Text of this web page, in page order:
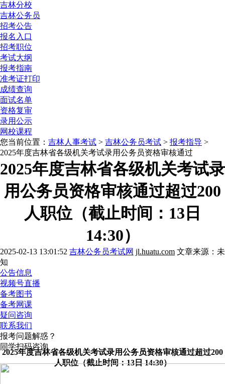
吉林分校
吉林公务员
招考公告
报名入口
招考职位
考试大纲
报考指南
准考证打印
成绩查询
面试名单
资格复审
录用公示
网校课程
您当前位置： 吉林人事考试 > 吉林公务员考试 > 报考指导 >
2025年度吉林省各级机关考试录用公务员资格审核通过
2025年度吉林省各级机关考试录
用公务员资格审核通过超过200
人职位（截止时间：13日
14:30）
2025-02-13 13:01:52 吉林公务员考试网 jl.huatu.com 文章来源：未
知
公告信息
视频号直播
备考图书
备考网课
疑问咨询
联系我们
报考问题解惑？
同学扫码咨询
2025年度吉林省各级机关考试录用公务员资格审核通过超过200
人职位（截止时间：13日 14:30）